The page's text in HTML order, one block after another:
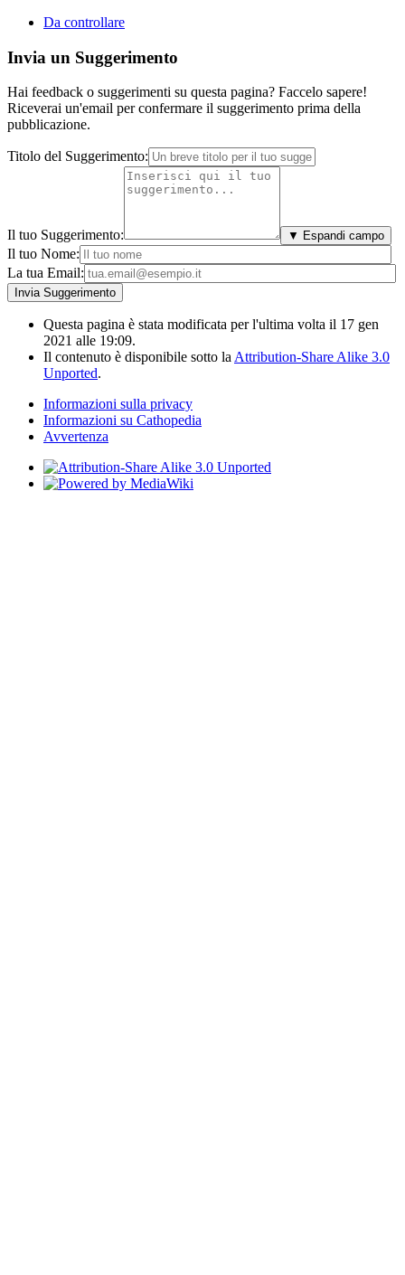
Da controllare
Invia un Suggerimento
Hai feedback o suggerimenti su questa pagina? Faccelo sapere!
Riceverai un'email per confermare il suggerimento prima della
pubblicazione.
Titolo del Suggerimento:
Il tuo Suggerimento: ▼ Espandi campo
Il tuo Nome:
La tua Email:
Questa pagina è stata modificata per l'ultima volta il 17 gen
2021 alle 19:09.
Il contenuto è disponibile sotto la Attribution-Share Alike 3.0
Unported.
Informazioni sulla privacy
Informazioni su Cathopedia
Avvertenza